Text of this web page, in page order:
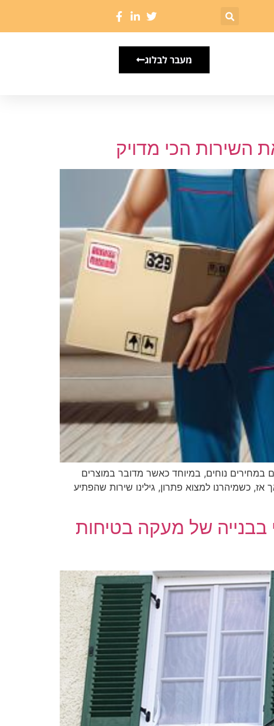
מעבר לבלוג
השירות הכי מדויק
במחירים נוחים, במיוחד כאשר מדובר במוצרים
כשמיהרנו למצוא פתרון, גילינו שירות שהפתיע
בבנייה של מעקה בטיחות